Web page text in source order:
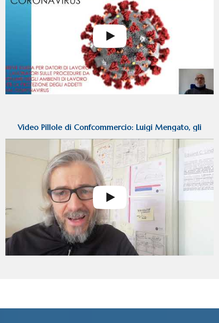
Video Pillole di Confcommercio: Luigi Mengato, gli
insegnamenti di Shackleton